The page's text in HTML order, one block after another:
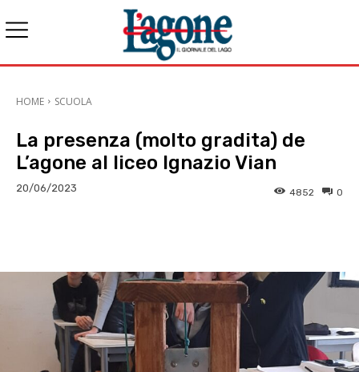
HOME SCUOLA
La presenza (molto gradita) de
L’agone al liceo Ignazio Vian
20/06/2023 0
4852